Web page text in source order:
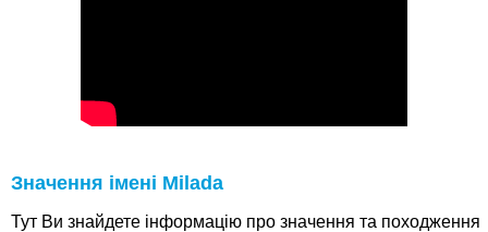
Значення імені Milada
Тут Ви знайдете інформацію про значення та походження